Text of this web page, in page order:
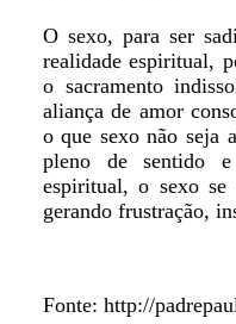
O sexo, para ser
realidade espiritual,
o sacramento
aliança de amor
o que sexo não seja
pleno de sentido
espiritual, o sexo
gerando frustração,
Fonte: http://